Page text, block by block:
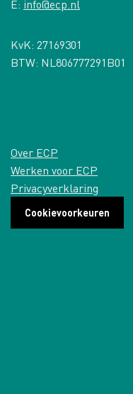
E: info@ecp.nl
KvK: 27169301
BTW: NL806777291B01
Over ECP
Werken voor ECP
Privacyverklaring
Cookievoorkeuren